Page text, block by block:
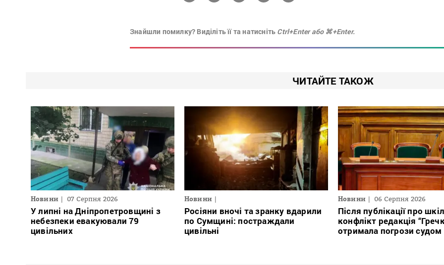
Знайшли помилку? Виділіть її та натисніть Ctrl+Enter або ⌘+Enter.
ЧИТАЙТЕ ТАКОЖ
Новини 07 Серпня 2026
У липні на Дніпропетровщині з
небезпеки евакуювали 79
цивільних
Новини
Росіяни вночі та зранку вдарили
по Сумщині: постраждали
цивільні
Новини 06 Серпня 2026
Після публікації про
конфлікт редакція
отримала погрози судом